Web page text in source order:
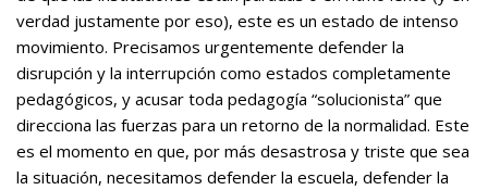
verdad justamente por eso), este es un estado de intenso
movimiento. Precisamos urgentemente defender la
disrupción y la interrupción como estados completamente
pedagógicos, y acusar toda pedagogía “solucionista” que
direcciona las fuerzas para un retorno de la normalidad. Este
es el momento en que, por más desastrosa y triste que sea
la situación, necesitamos defender la escuela, defender la